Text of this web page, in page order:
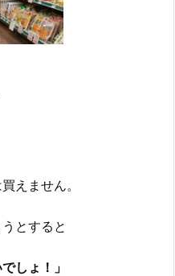
えません。
とすると
しょ！」